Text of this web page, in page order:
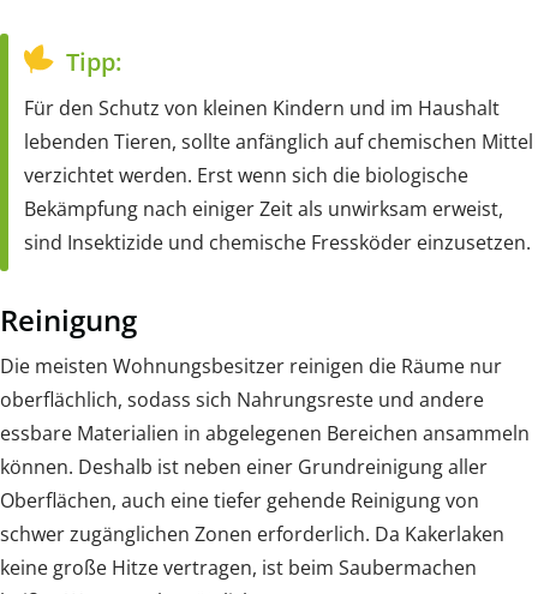
Tipp:
Für den Schutz von kleinen Kindern und im Haushalt
lebenden Tieren, sollte anfänglich auf chemischen Mittel
verzichtet werden. Erst wenn sich die biologische
Bekämpfung nach einiger Zeit als unwirksam erweist,
sind Insektizide und chemische Fressköder einzusetzen.
Reinigung
Die meisten Wohnungsbesitzer reinigen die Räume nur
oberflächlich, sodass sich Nahrungsreste und andere
essbare Materialien in abgelegenen Bereichen ansammeln
können. Deshalb ist neben einer Grundreinigung aller
Oberflächen, auch eine tiefer gehende Reinigung von
schwer zugänglichen Zonen erforderlich. Da Kakerlaken
keine große Hitze vertragen, ist beim Saubermachen